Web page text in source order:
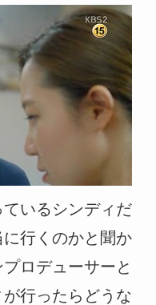
いるシンディだ
行くのかと聞か
ロデューサーと
行ったらどうな